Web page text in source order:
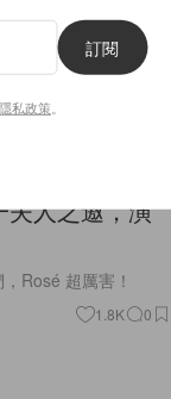
夫人之邀，演
Rosé 超厲害！
1.8K 0
訂閱
隱私政策